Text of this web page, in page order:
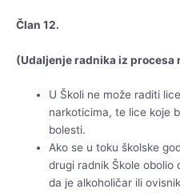
Član 12.
(Udaljenje radnika iz procesa
U Školi ne može raditi
narkoticima, te lice koje
bolesti.
Ako se u toku školske
drugi radnik Škole obolio
da je alkoholičar ili